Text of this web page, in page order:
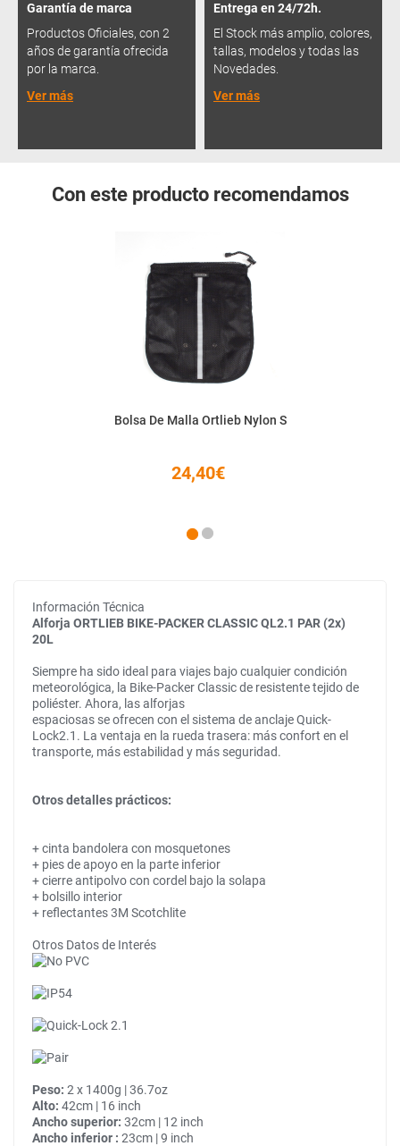
Garantía de marca
Productos Oficiales, con 2
años de garantía ofrecida
por la marca.
Ver más
Entrega en 24/72h.
El Stock más amplio, colores,
tallas, modelos y todas las
Novedades.
Ver más
Con este producto recomendamos
Bolsa De Malla Ortlieb Nylon S
24,40€
Información Técnica
Alforja ORTLIEB BIKE-PACKER CLASSIC QL2.1 PAR (2x)
20L
Siempre ha sido ideal para viajes bajo cualquier condición
meteorológica, la Bike-Packer Classic de resistente tejido de
poliéster. Ahora, las alforjas
espaciosas se ofrecen con el sistema de anclaje Quick-
Lock2.1. La ventaja en la rueda trasera: más confort en el
transporte, más estabilidad y más seguridad.
Otros detalles prácticos:
+ cinta bandolera con mosquetones
+ pies de apoyo en la parte inferior
+ cierre antipolvo con cordel bajo la solapa
+ bolsillo interior
+ reflectantes 3M Scotchlite
Otros Datos de Interés
Peso: 2 x 1400g | 36.7oz
Alto: 42cm | 16 inch
Ancho superior: 32cm | 12 inch
Ancho inferior : 23cm | 9 inch